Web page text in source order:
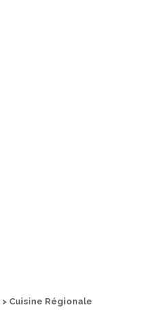
> Cuisine Régionale